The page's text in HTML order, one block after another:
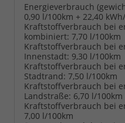
Energieverbrauch
0,90 l/100km + 22,40
Kraftstoffverbrauch bei
kombiniert: 7,70 l/100km
Kraftstoffverbrauch bei
Innenstadt: 9,30 l/100km
Kraftstoffverbrauch bei
Stadtrand: 7,50 l/100km
Kraftstoffverbrauch bei
Landstraße: 6,70 l/100km
Kraftstoffverbrauch bei
7,00 l/100km